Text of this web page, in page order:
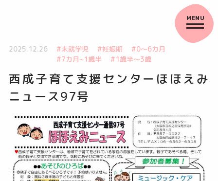
2025.12.26 #未就学児 #妊娠期
#0～6カ月
#7カ月~1歳半
#1歳半～3歳
西成子育て支援センターほほえみ
ニュース97号